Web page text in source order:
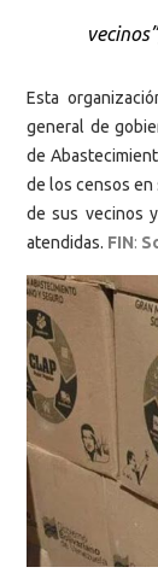
Esta
general de
de
de los censos
de sus vecinos
atendidas. FIN: